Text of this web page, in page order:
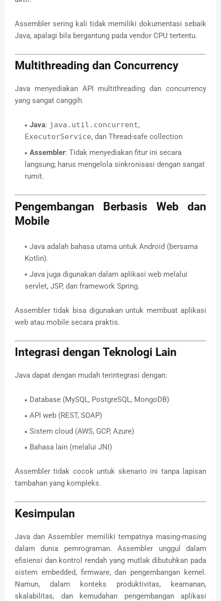
Assembler sering kali tidak memiliki dokumentasi sebaik
Java, apalagi bila bergantung pada vendor CPU tertentu.
Multithreading dan Concurrency
Java menyediakan API multithreading dan concurrency
yang sangat canggih.
Java: java.util.concurrent,
ExecutorService, dan Thread-safe collection
Assembler: Tidak menyediakan fitur ini secara
langsung; harus mengelola sinkronisasi dengan sangat
rumit.
Pengembangan Berbasis Web dan
Mobile
Java adalah bahasa utama untuk Android (bersama
Kotlin).
Java juga digunakan dalam aplikasi web melalui
servlet, JSP, dan framework Spring.
Assembler tidak bisa digunakan untuk membuat aplikasi
web atau mobile secara praktis.
Integrasi dengan Teknologi Lain
Java dapat dengan mudah terintegrasi dengan:
Database (MySQL, PostgreSQL, MongoDB)
API web (REST, SOAP)
Sistem cloud (AWS, GCP, Azure)
Bahasa lain (melalui JNI)
Assembler tidak cocok untuk skenario ini tanpa lapisan
tambahan yang kompleks.
Kesimpulan
Java dan Assembler memiliki tempatnya masing-masing
dalam dunia pemrograman. Assembler unggul dalam
efisiensi dan kontrol rendah yang mutlak dibutuhkan pada
sistem embedded, firmware, dan pengembangan kernel.
Namun, dalam konteks produktivitas, keamanan,
skalabilitas, dan kemudahan pengembangan aplikasi